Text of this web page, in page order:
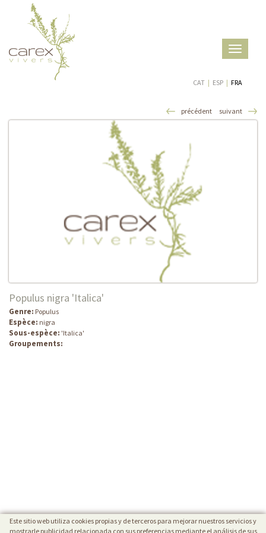
Toggle
CAT | ESP | FRA
précédent suivant
Populus nigra 'Italica'
Genre: Populus
Espèce: nigra
Sous-espèce: 'Italica'
Groupements:
Este sitio web utiliza cookies propias y de terceros para mejorar nuestros servicios y
mostrarle publicidad relacionada con sus preferencias mediante el análisis de sus